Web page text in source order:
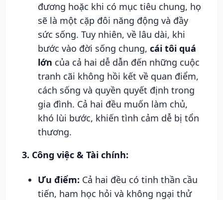
đương hoặc khi có mục tiêu chung, họ
sẽ là một cặp đôi năng động và đầy
sức sống. Tuy nhiên, về lâu dài, khi
bước vào đời sống chung, cái tôi quá
lớn của cả hai dễ dẫn đến những cuộc
tranh cãi không hồi kết về quan điểm,
cách sống và quyền quyết định trong
gia đình. Cả hai đều muốn làm chủ,
khó lùi bước, khiến tình cảm dễ bị tổn
thương.
3. Công việc & Tài chính:
Ưu điểm: Cả hai đều có tinh thần cầu
tiến, ham học hỏi và không ngại thử